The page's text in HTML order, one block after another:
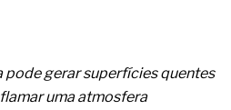
saídas de emergência
toma decisões ou apenas reage
pode gerar superfícies quentes
uma atmosfera